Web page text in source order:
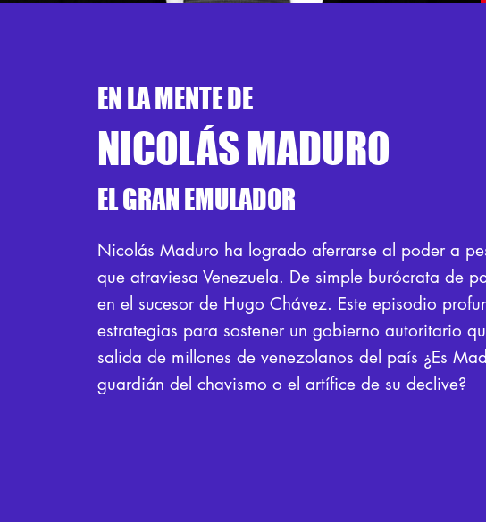
EN LA MENTE DE
NICOLÁS MADURO
EL GRAN EMULADOR
Nicolás Maduro ha logrado aferrarse al poder a
que atraviesa Venezuela. De simple burócrata de
en el sucesor de Hugo Chávez. Este episodio
estrategias para sostener un gobierno autoritario
salida de millones de venezolanos del país ¿Es
guardián del chavismo o el artífice de su declive?